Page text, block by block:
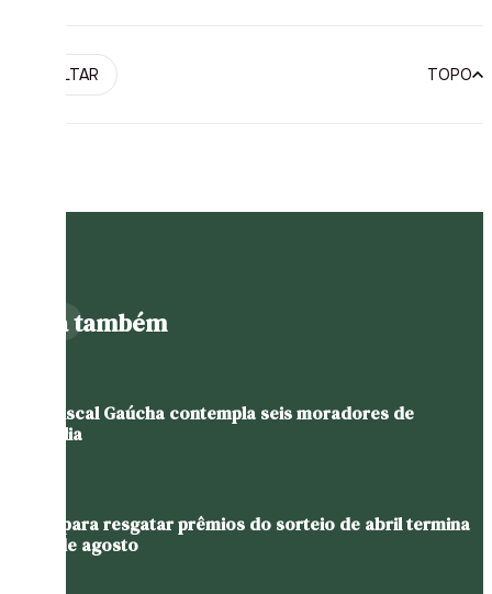
VOLTAR TOPO
Leia também
Nota Fiscal Gaúcha contempla seis moradores de
Westfália
Prazo para resgatar prêmios do sorteio de abril termina
em 11 de agosto